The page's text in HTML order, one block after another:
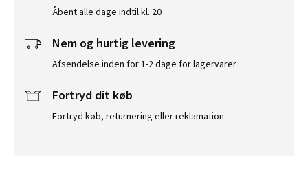
Åbent alle dage indtil kl. 20
Nem og hurtig levering
Afsendelse inden for 1-2 dage for lagervarer
Fortryd dit køb
Fortryd køb, returnering eller reklamation